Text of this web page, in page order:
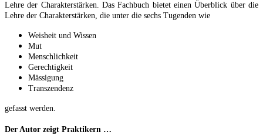
Lehre der Charakterstärken. Das Fachbuch bietet einen Überblick über die
Lehre der Charakterstärken, die unter die sechs Tugenden wie
Weisheit und Wissen
Mut
Menschlichkeit
Gerechtigkeit
Mässigung
Transzendenz
gefasst werden.
Der Autor zeigt Praktikern …